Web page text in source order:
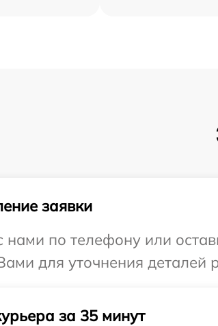
заявки
нами по телефону или
для уточнения деталей
за 35 минут